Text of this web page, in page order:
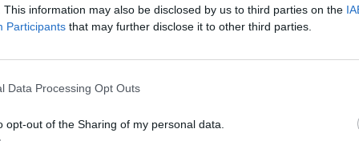
This information may also be disclosed by us to third parties on the
Participants that may further disclose it to other third parties.
Data Processing Opt Outs
opt-out of the Sharing of my personal data.
μας δίνει 100€ σε επιταγές των 3€ οι οποίες εμφανίζονται στο
στο νέο πάροχο ηλεκτρικού ρεύματος και στη συνέχεια η
πιστωθούν επιταγές των 3€ μέχρι το ποσό των 100€. Ενώ
ότι η βενζίνη ή το καύσιμο που θα βάλεις θα πρέπει να
φορά. Δηλαδή δεν αφορά μόνο ένα γέμισμα. Μπορείς να